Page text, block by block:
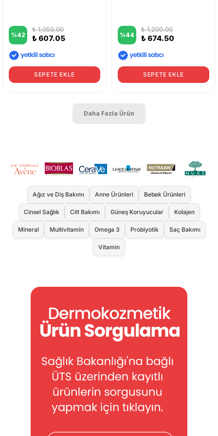
%42
₺ 1,050.00
₺ 607.05
SEPETE EKLE
%44
₺ 1,200.00
₺ 674.50
SEPETE EKLE
Daha Fazla Ürün
Ağız ve Diş Bakımı Anne Ürünleri Bebek Ürünleri
Cinsel Sağlık Cilt Bakımı Güneş Koruyucular Kolajen
Mineral Multivitamin Omega 3 Probiyotik Saç Bakımı
Vitamin